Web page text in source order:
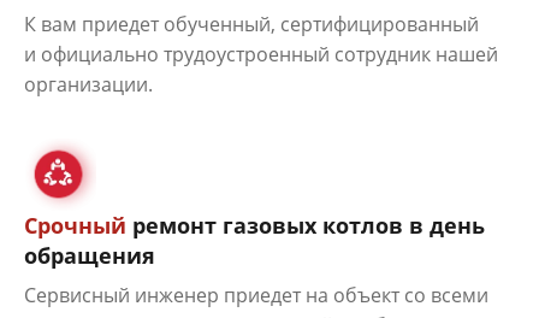
К вам приедет обученный, сертифицированный
и официально трудоустроенный сотрудник нашей
организации.
Срочный ремонт газовых котлов в день
обращения
Сервисный инженер приедет на объект со всеми